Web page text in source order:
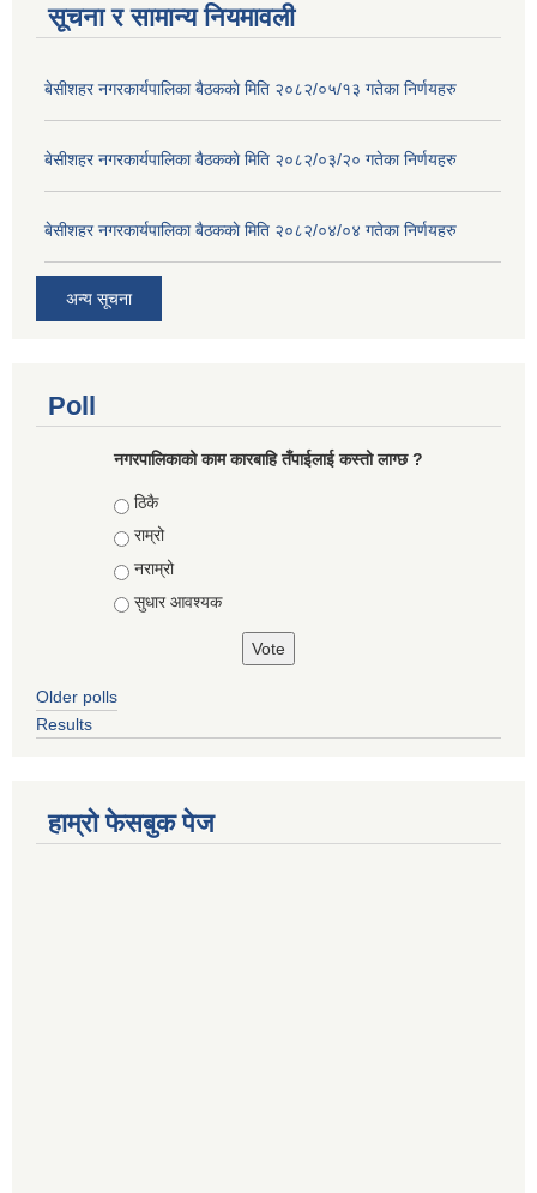
सूचना र सामान्य नियमावली
बे‍‍सीशहर नगरकार्यपालिका बैठककाे मिति २०८२/०५/१३ गतेका निर्णयहरु
बे‍‍सीशहर नगरकार्यपालिका बैठककाे मिति २०८२/०३/२० गतेका निर्णयहरु
बे‍‍सीशहर नगरकार्यपालिका बैठककाे मिति २०८२/०४/०४ गतेका निर्णयहरु
अन्य सूचना
Poll
नगरपालिकाको काम कारबाहि तँपाईलाई कस्तो लाग्छ ?
Choices
ठिकै
राम्रो
नराम्रो
सुधार आवश्यक
Older polls
Results
हाम्रो फेसबुक पेज